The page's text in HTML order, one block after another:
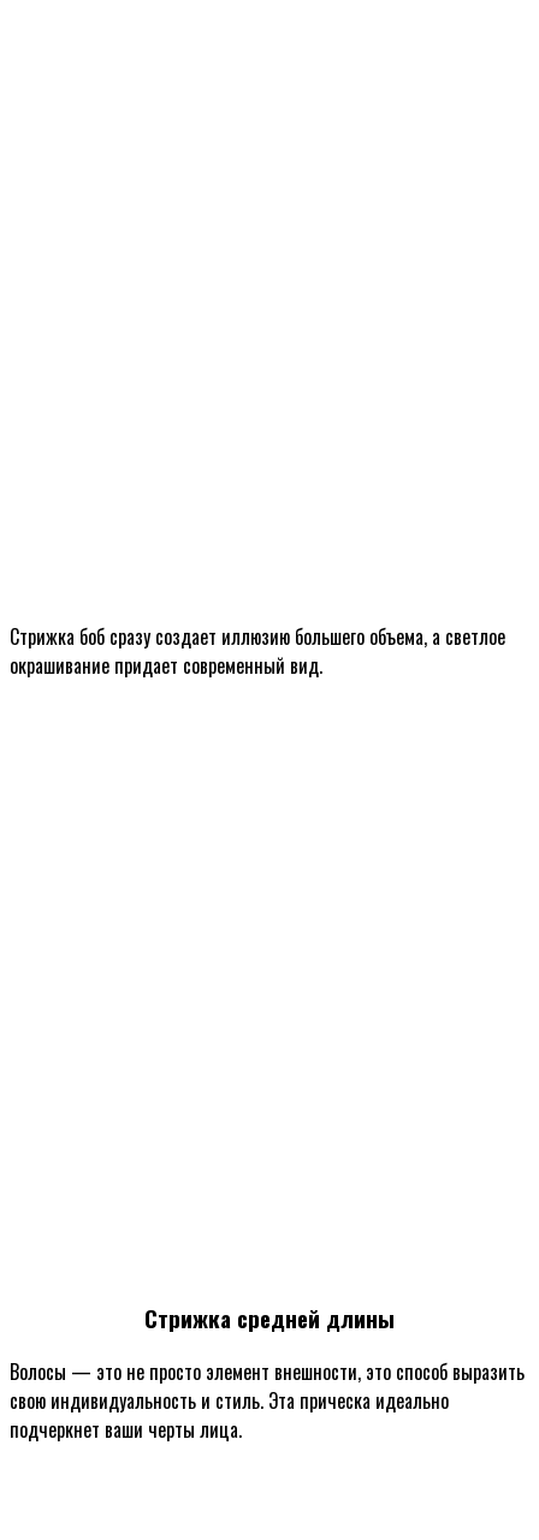
Стрижка боб сразу создает иллюзию большего объема, а светлое
окрашивание придает современный вид.
Стрижка средней длины
Волосы — это не просто элемент внешности, это способ выразить
свою индивидуальность и стиль. Эта прическа идеально
подчеркнет ваши черты лица.